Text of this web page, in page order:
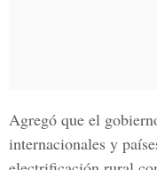
Agregó que el
internacionales y